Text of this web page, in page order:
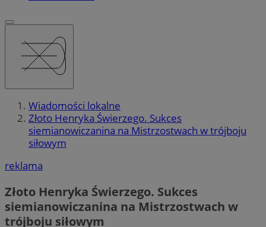
Wiadomości lokalne
Złoto Henryka Świerzego. Sukces
siemianowiczanina na Mistrzostwach w trójboju
siłowym
reklama
Złoto Henryka Świerzego. Sukces
siemianowiczanina na Mistrzostwach w
trójboju siłowym